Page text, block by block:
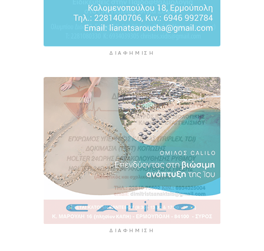
ΔΙΑΦΉΜΙΣΗ
ΔΙΑΦΉΜΙΣΗ